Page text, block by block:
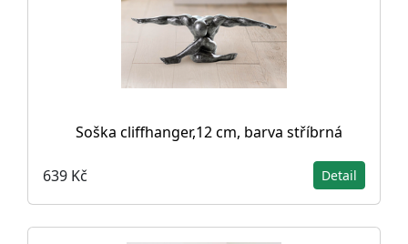
Soška cliffhanger,12 cm, barva stříbrná
639 Kč Detail